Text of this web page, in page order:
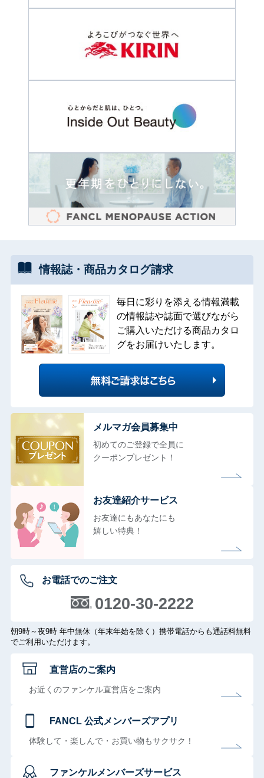
情報誌・ 商品カタログ請求
毎日に彩りを添える情報満載
の情報誌や誌面で選びながら
ご購入いただける商品カタロ
グをお届けいたします。
メルマガ会員募集中
初めてのご登録で全員に
クーポンプレゼント！
お友達紹介サービス
お友達にもあなたにも
嬉しい特典！
お電話でのご注文
0120-30-2222
朝9時～夜9時 年中無休（年末年始を除く）携帯電話からも通話料無料
でご利用いただけます。
直営店のご案内
お近くのファンケル直営店をご案内
FANCL 公式メンバーズアプリ
体験して・楽しんで・お買い物もサクサク！
ファンケルメンバーズサービス